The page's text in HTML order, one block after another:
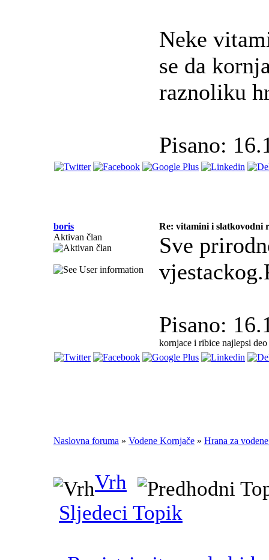
Neke
se da
raznoliku
Pisano:
boris
Re: vitamini i slatkovodni
Aktivan član
Sve
Pisano:
kornjace i ribice najlepsi
Naslovna foruma » Vodene Kornjače » Hrana za
Vrh
Sljedeci Topik